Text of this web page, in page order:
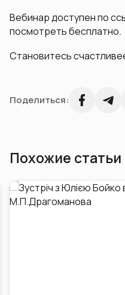
Вебинар доступен по
посмотреть бесплатно.
Становитесь
Поделиться:
Похожие статьи